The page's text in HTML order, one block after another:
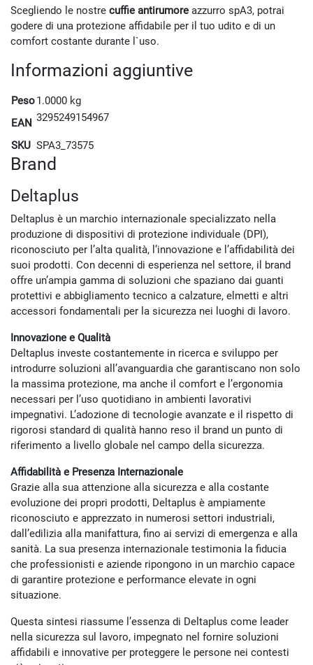
Scegliendo le nostre cuffie antirumore azzurro spA3, potrai
godere di una protezione affidabile per il tuo udito e di un
comfort costante durante l`uso.
Informazioni aggiuntive
Peso1.0000 kg
EAN 3295249154967
SKU SPA3_73575
Brand
Deltaplus
Deltaplus è un marchio internazionale specializzato nella
produzione di dispositivi di protezione individuale (DPI),
riconosciuto per l’alta qualità, l’innovazione e l’affidabilità dei
suoi prodotti. Con decenni di esperienza nel settore, il brand
offre un’ampia gamma di soluzioni che spaziano dai guanti
protettivi e abbigliamento tecnico a calzature, elmetti e altri
accessori fondamentali per la sicurezza nei luoghi di lavoro.
Innovazione e Qualità
Deltaplus investe costantemente in ricerca e sviluppo per
introdurre soluzioni all’avanguardia che garantiscano non solo
la massima protezione, ma anche il comfort e l’ergonomia
necessari per l’uso quotidiano in ambienti lavorativi
impegnativi. L’adozione di tecnologie avanzate e il rispetto di
rigorosi standard di qualità hanno reso il brand un punto di
riferimento a livello globale nel campo della sicurezza.
Affidabilità e Presenza Internazionale
Grazie alla sua attenzione alla sicurezza e alla costante
evoluzione dei propri prodotti, Deltaplus è ampiamente
riconosciuto e apprezzato in numerosi settori industriali,
dall’edilizia alla manifattura, fino ai servizi di emergenza e alla
sanità. La sua presenza internazionale testimonia la fiducia
che professionisti e aziende ripongono in un marchio capace
di garantire protezione e performance elevate in ogni
situazione.
Questa sintesi riassume l’essenza di Deltaplus come leader
nella sicurezza sul lavoro, impegnato nel fornire soluzioni
affidabili e innovative per proteggere le persone nei contesti